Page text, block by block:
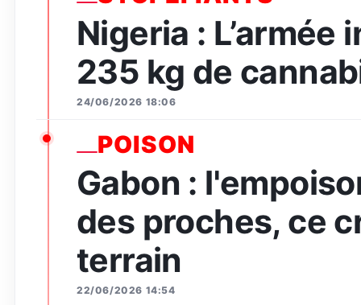
Nigeria :
235 kg de
24/06/2026 18:06
POISON
Gabon :
des proches, ce
terrain
22/06/2026 14:54